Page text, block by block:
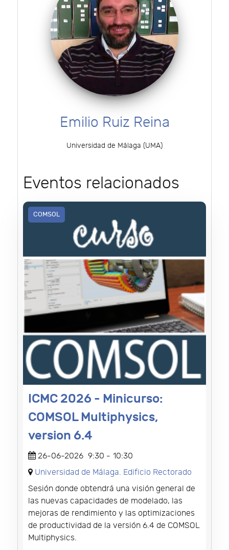
Emilio Ruiz Reina
Universidad de Málaga (UMA)
Eventos relacionados
COMSOL
ICMC 2026 - Minicurso:
COMSOL Multiphysics,
version 6.4
26-06-2026 9:30 - 10:30
Universidad de Málaga. Edificio Rectorado
Sesión donde obtendrá una visión general de
las nuevas capacidades de modelado, las
mejoras de rendimiento y las optimizaciones
de productividad de la versión 6.4 de COMSOL
Multiphysics.